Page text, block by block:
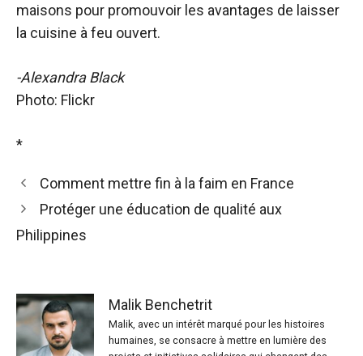
maisons pour promouvoir les avantages de laisser
la cuisine à feu ouvert.
-Alexandra Black
Photo: Flickr
*
Comment mettre fin à la faim en France
Protéger une éducation de qualité aux
Philippines
Malik Benchetrit
Malik, avec un intérêt marqué pour les histoires
humaines, se consacre à mettre en lumière des